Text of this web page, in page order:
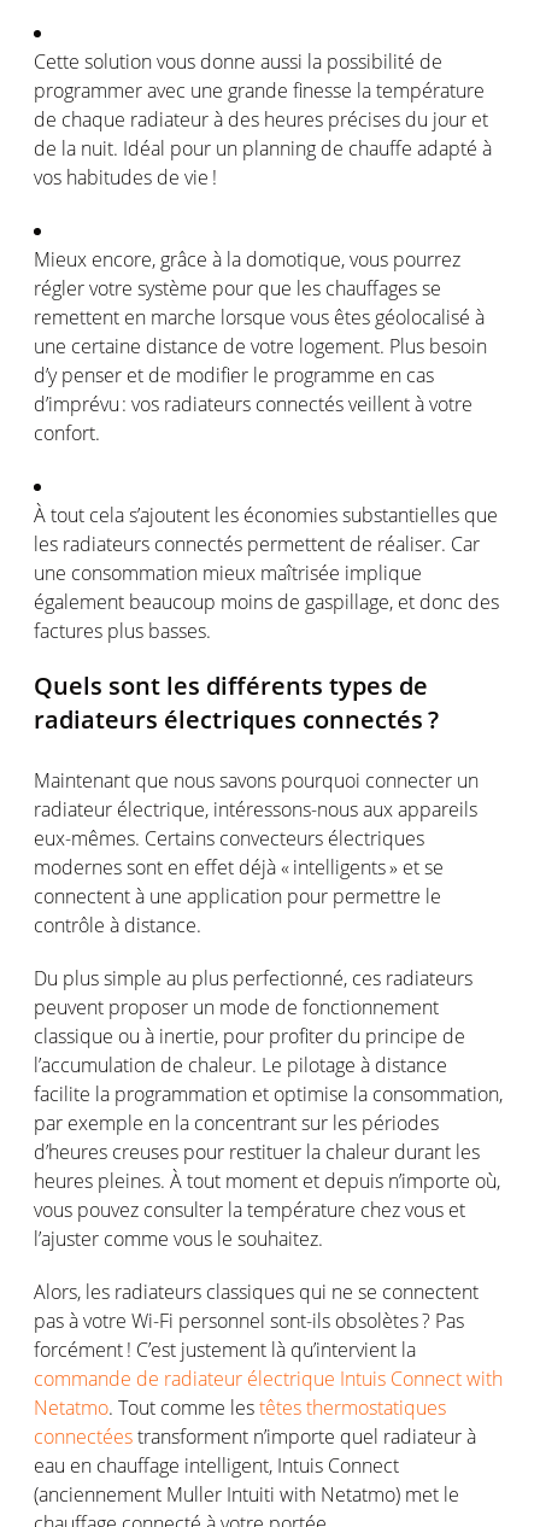
Cette solutionvous donne aussi la possibilité de
programmer avec une grande finesse latempérature
de chaque radiateurà des heures précises du jour et
de la nuit. Idéal pour un planning de chauffe adapté à
vos habitudes de vie !
Mieux encore, grâce à la domotique,vous pourrez
réglervotre système pour que les chauffagesse
remettent en marche lorsque vous êtes géolocalisé à
une certaine distance de votre logement. Plus besoin
d’y penser et de modifier le programme en cas
d’imprévu: vos radiateurs connectésveillentàvotre
confort.
À tout celas’ajoutent les économiessubstantielles que
les radiateurs connectés permettent de réaliser. Car
une consommation mieux maîtrisée implique
également beaucoup moins de gaspillage, et donc des
factures plus basses.
Quels sont les différents types de
radiateurs électriques connectés?
Maintenant que noussavons pourquoi connecter un
radiateur électrique, intéressons-nous auxappareils
eux-mêmes. Certains convecteurs électriques
modernessont en effet déjà «intelligents» et se
connectentà une application pour permettre le
contrôle à distance.
Du plus simple au plus perfectionné, ces radiateurs
peuvent proposer un mode de fonctionnement
classique ou à inertie, pour profiter du principe de
l’accumulation de chaleur. Le pilotage à distance
facilite la programmation et optimise la consommation,
par exemple en la concentrantsur les périodes
d’heures creuses pour restituer la chaleur durant les
heures pleines. À tout moment et depuis n’importe où,
vous pouvez consulter latempérature chezvous et
l’ajuster comme vous le souhaitez.
Alors, les radiateurs classiques qui ne se connectent
pas àvotre Wi-Fi personnel sont-ils obsolètes? Pas
forcément! C’est justement là qu’intervient la
commande de radiateur électrique Intuis Connect with
Netatmo. Tout comme lestêtes thermostatiques
connectéestransforment n’importe quel radiateurà
eau en chauffage intelligent, Intuis Connect
(anciennement Muller Intuiti with Netatmo) met le